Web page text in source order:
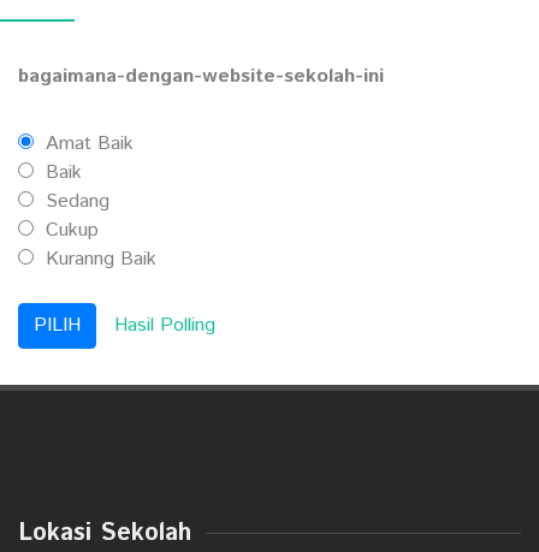
bagaimana-dengan-website-sekolah-ini
Amat Baik
Baik
Sedang
Cukup
Kuranng Baik
Hasil Polling
Lokasi Sekolah